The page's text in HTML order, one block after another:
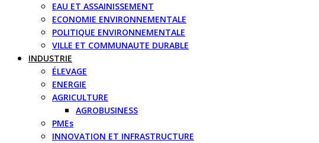
EAU ET ASSAINISSEMENT
ECONOMIE ENVIRONNEMENTALE
POLITIQUE ENVIRONNEMENTALE
VILLE ET COMMUNAUTE DURABLE
INDUSTRIE
ÉLEVAGE
ENERGIE
AGRICULTURE
AGROBUSINESS
PMEs
INNOVATION ET INFRASTRUCTURE